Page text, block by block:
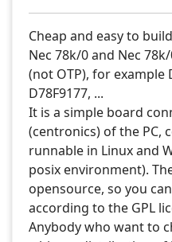
Cheap and easy to
Nec 78k/0 and Nec
(not OTP), for example
D78F9177, ...
It is a simple board
(centronics) of the PC,
runnable in Linux and
posix environment).
opensource, so you
according to the GPL
Anybody who want to